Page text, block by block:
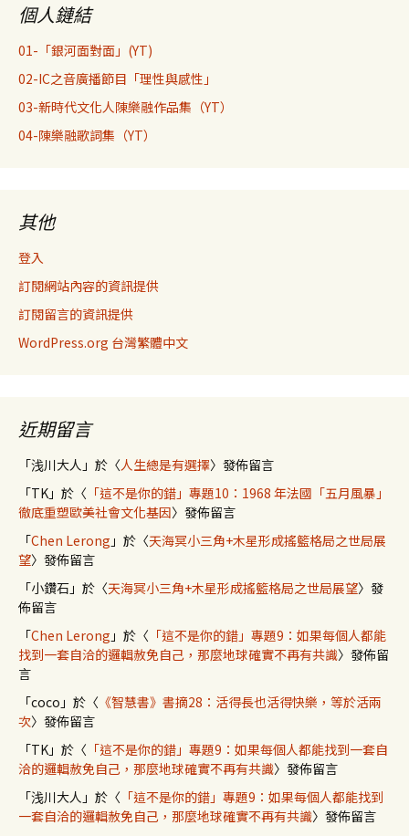
個人鏈結
01-「銀河面對面」(YT)
02-IC之音廣播節目「理性與感性」
03-新時代文化人陳樂融作品集（YT）
04-陳樂融歌詞集（YT）
其他
登入
訂閱網站內容的資訊提供
訂閱留言的資訊提供
WordPress.org 台灣繁體中文
近期留言
「浅川大人 」於〈人生總是有選擇〉發佈留言
「TK」於〈 「這不是你的錯」專題10：1968 年法國「五月風暴」
徹底重塑歐美社會文化基因〉發佈留言
「Chen Lerong 」於〈天海冥小三角+木星形成搖籃格局之世局展
望〉發佈留言
「小鑽石 」於〈天海冥小三角+木星形成搖籃格局之世局展望〉發
佈留言
「Chen Lerong 」於〈 「這不是你的錯」專題9：如果每個人都能
找到一套自洽的邏輯赦免自己，那麼地球確實不再有共識〉發佈留
言
「coco 」於〈 《智慧書》書摘28：活得長也活得快樂，等於活兩
次〉發佈留言
「TK」於〈 「這不是你的錯」專題9：如果每個人都能找到一套自
洽的邏輯赦免自己，那麼地球確實不再有共識〉發佈留言
「浅川大人 」於〈 「這不是你的錯」專題9：如果每個人都能找到
一套自洽的邏輯赦免自己，那麼地球確實不再有共識〉發佈留言